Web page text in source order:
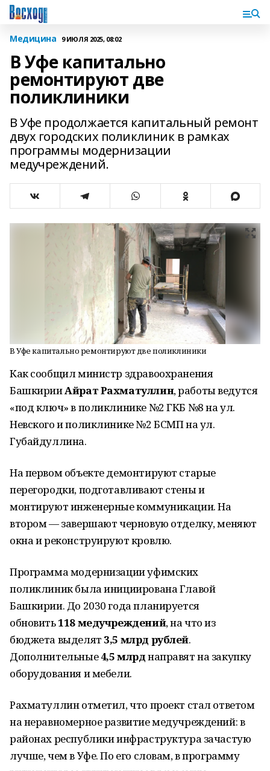
Медицина 9 ИЮЛЯ 2025, 08:02
В Уфе капитально
ремонтируют две
поликлиники
В Уфе продолжается капитальный ремонт
двух городских поликлиник в рамках
программы модернизации
медучреждений.
В Уфе капитально ремонтируют две поликлиники
Как сообщил министр здравоохранения
БашкирииАйрат Рахматуллин, работы ведутся
«под ключ» в поликлинике №2 ГКБ №8 на ул.
Невского и поликлинике №2 БСМП на ул.
Губайдуллина.
На первом объекте демонтируют старые
перегородки, подготавливают стены и
монтируют инженерные коммуникации. На
втором — завершают черновую отделку, меняют
окна и реконструируют кровлю.
Программа модернизации уфимских
поликлиник была инициирована Главой
Башкирии. До 2030 года планируется
обновить118 медучреждений, на что из
бюджета выделят 3,5 млрд рублей.
Дополнительные4,5 млрднаправят на закупку
оборудования и мебели.
Рахматуллин отметил, что проект стал ответом
на неравномерное развитие медучреждений: в
районах республики инфраструктура зачастую
лучше, чем в Уфе. По его словам, в программу